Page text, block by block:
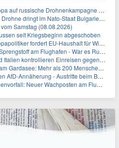
Drohnenkampagne unzureichend vorbereitet
dringt im Nato-Staat Bulgarien ein
Samstag (08.08.2026)
seit Kriegsbeginn abgeschoben
fordert EU-Haushalt für Wirtschaftsumbau
am Flughafen - War es Russland?
kontrollieren Einreisen gegenseitig
Mehr als 200 Menschen evakuiert
Annäherung - Austritte beim BSW Sachsen-Anhalt
Neuer Wachposten am Flughafen